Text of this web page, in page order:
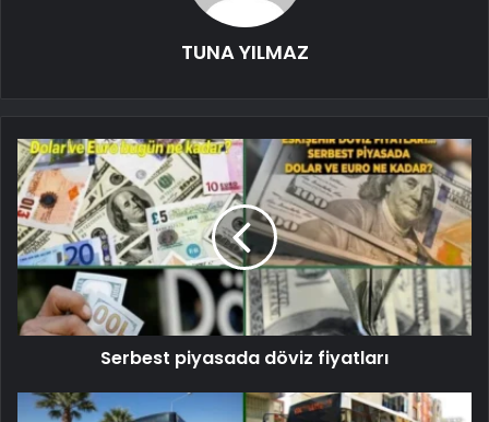
TUNA YILMAZ
Serbest piyasada döviz fiyatları